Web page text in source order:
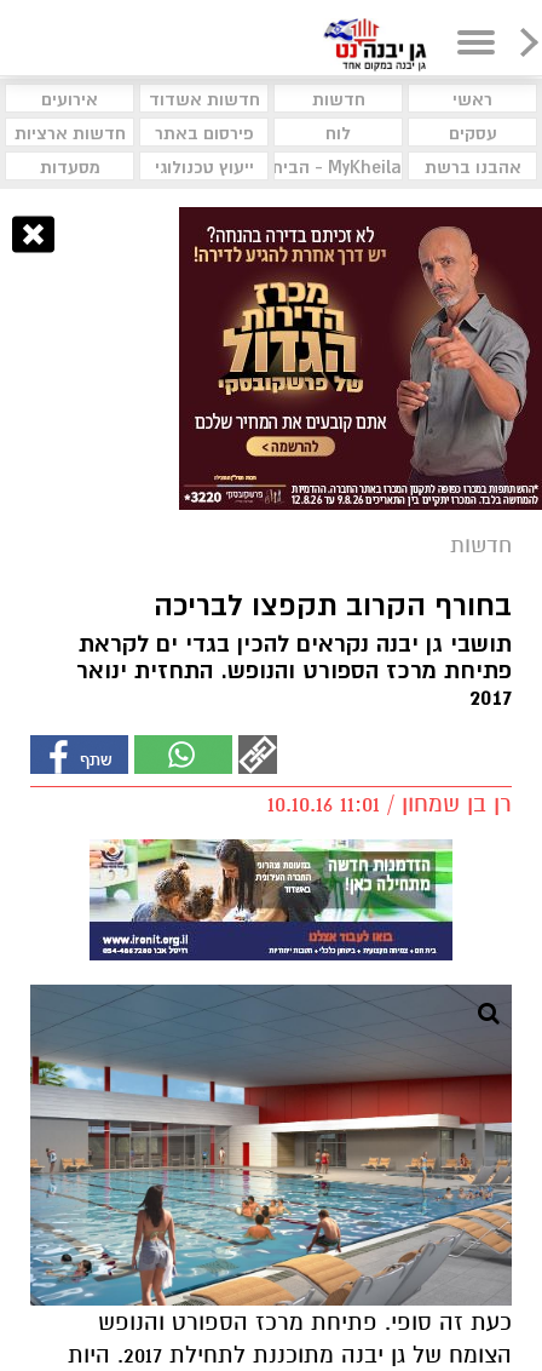
ראשי חדשות חדשות אשדוד
אירועים
עסקים
לוח פירסום באתר
חדשות ארציות
אהבנו ברשת
MyKheila - הבית לעסקים וקהילות ייעוץ טכנולוגי מסעדות
חדשות
בחורף הקרוב תקפצו לבריכה
תושבי גן יבנה נקראים להכין בגדי ים לקראת
פתיחת מרכז הספורט והנופש. התחזית ינואר
2017
רן בן שמחון / 11:01 10.10.16
כעת זה סופי. פתיחת מרכז הספורט והנופש
הצומח של גן יבנה מתוכננת לתחילת 2017. היות